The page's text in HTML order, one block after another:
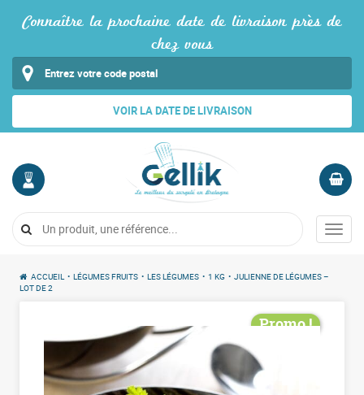
Connaître la prochaine date de livraison près de
chez vous
VOIR LA DATE DE LIVRAISON
COMPTE
Me
Vide
Menu
ACCUEIL • LÉGUMES FRUITS • LES LÉGUMES • 1 KG • JULIENNE DE LÉGUMES –
LOT DE 2
Promo !